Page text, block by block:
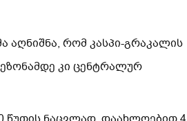
აღნიშნა, რომ კასპი-გრაკალის
კი ცენტრალურ